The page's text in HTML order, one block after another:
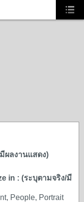
ผลงานแสดง)
in : (ระบุตามจริง/มี
People, Portrait